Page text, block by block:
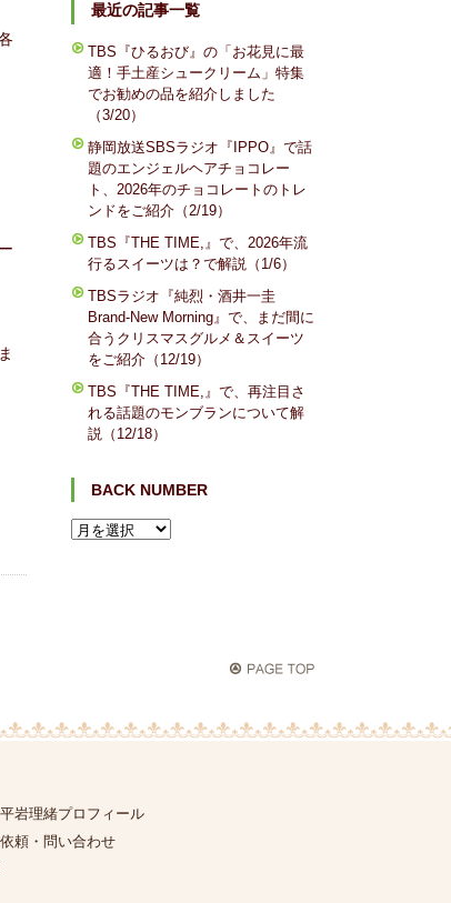
最近の記事一覧
TBS『ひるおび』の「お花見に最
適！手土産シュークリーム」特集
でお勧めの品を紹介しました
（3/20）
静岡放送SBSラジオ『IPPO』で話
題のエンジェルヘアチョコレー
ト、2026年のチョコレートのトレ
ンドをご紹介（2/19）
TBS『THE TIME,』で、2026年流
行るスイーツは？で解説（1/6）
TBSラジオ『純烈・酒井一圭
Brand-New Morning』で、まだ間に
合うクリスマスグルメ＆スイーツ
をご紹介（12/19）
TBS『THE TIME,』で、再注目さ
れる話題のモンブランについて解
説（12/18）
BACK NUMBER
岩理緒プロフィール
頼・問い合わせ